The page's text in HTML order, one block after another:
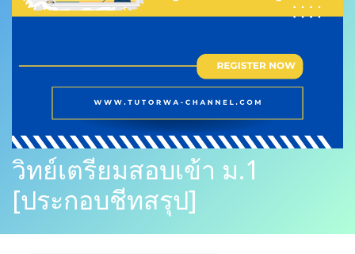
วิทย์เตรียมสอบเข้า ม.1
[ประกอบชีทสรุป]